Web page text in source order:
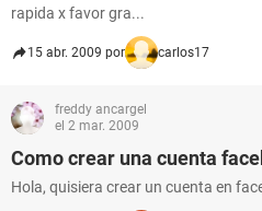
rapida x favor gra...
15 abr. 2009 por carlos17
freddy ancargel
el 2 mar. 2009
Como crear una cuenta
Hola, quisiera crear un cuenta en